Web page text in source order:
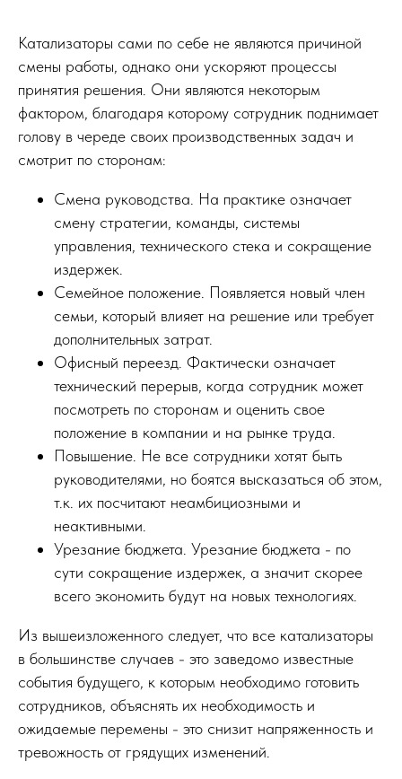
Катализаторы сами по себе не являются причиной
смены работы, однако они ускоряют процессы
принятия решения. Они являются некоторым
фактором, благодаря которому сотрудник поднимает
голову в череде своих производственных задач и
смотрит по сторонам:
Смена руководства. На практике означает
смену стратегии, команды, системы
управления, технического стека и сокращение
издержек.
Семейное положение. Появляется новый член
семьи, который влияет на решение или требует
дополнительных затрат.
Офисный переезд. Фактически означает
технический перерыв, когда сотрудник может
посмотреть по сторонам и оценить свое
положение в компании и на рынке труда.
Повышение. Не все сотрудники хотят быть
руководителями, но боятся высказаться об этом,
т.к. их посчитают неамбициозными и
неактивными.
Урезание бюджета. Урезание бюджета - по
сути сокращение издержек, а значит скорее
всего экономить будут на новых технологиях.
Из вышеизложенного следует, что все катализаторы
в большинстве случаев - это заведомо известные
события будущего, к которым необходимо готовить
сотрудников, объяснять их необходимость и
ожидаемые перемены - это снизит напряженность и
тревожность от грядущих изменений.